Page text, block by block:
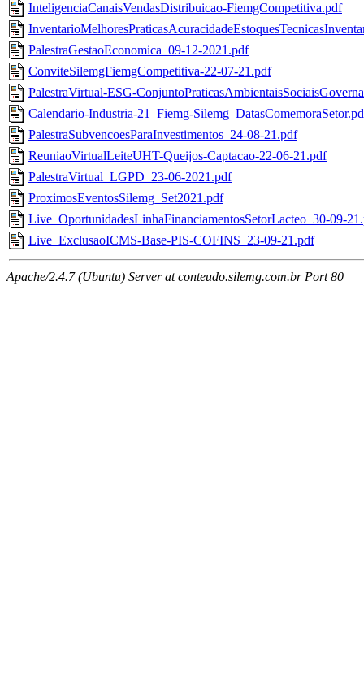
InteligenciaCanaisVendasDistribuicao-FiemgCompetitiva.pdf
PalestraGestaoEconomica_09-12-2021.pdf
ConviteSilemgFiemgCompetitiva-22-07-21.pdf
PalestraVirtual-ESG-
Calendario-Industria-21_Fiemg-
PalestraSubvencoesParaInvestimentos_24-08-21.pdf
ReuniaoVirtualLeiteUHT-Queijos-Captacao-22-06-21.pdf
PalestraVirtual_LGPD_23-06-2021.pdf
ProximosEventosSilemg_Set2021.pdf
Live_OportunidadesLinhaFinanciamentosSetorLacteo_30-09-
Live_ExclusaoICMS-Base-PIS-COFINS_23-09-21.pdf
Apache/2.4.7 (Ubuntu) Server at conteudo.silemg.com.br Port 80